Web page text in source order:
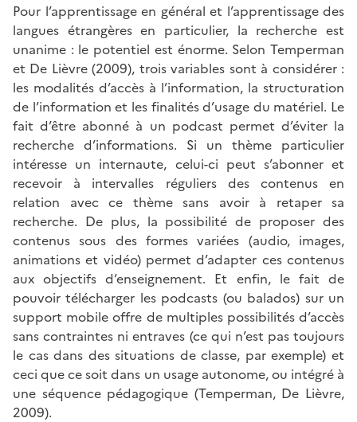
Pour l’apprentissage en général et l’apprentissage des
langues étrangères en particulier, la recherche est
unanime : le potentiel est énorme. Selon Temperman
et De Lièvre (2009), trois variables sont à considérer :
les modalités d’accès à l’information, la structuration
de l’information et les finalités d’usage du matériel. Le
fait d’être abonné à un podcast permet d’éviter la
recherche d’informations. Si un thème particulier
intéresse un internaute, celui-ci peut s’abonner et
recevoir à intervalles réguliers des contenus en
relation avec ce thème sans avoir à retaper sa
recherche. De plus, la possibilité de proposer des
contenus sous des formes variées (audio, images,
animations et vidéo) permet d’adapter ces contenus
aux objectifs d’enseignement. Et enfin, le fait de
pouvoir télécharger les podcasts (ou balados) sur un
support mobile offre de multiples possibilités d’accès
sans contraintes ni entraves (ce qui n’est pas toujours
le cas dans des situations de classe, par exemple) et
ceci que ce soit dans un usage autonome, ou intégré à
une séquence pédagogique (Temperman, De Lièvre,
2009).